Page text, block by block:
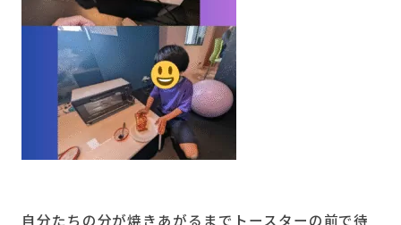
自分たちの分が焼きあがるまでトースターの前で待